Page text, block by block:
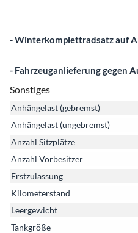
- Winterkomplettradsatz auf
- Fahrzeuganlieferung gegen
Sonstiges
Anhängelast (gebremst)
Anhängelast (ungebremst)
Anzahl Sitzplätze
Anzahl Vorbesitzer
Erstzulassung
Kilometerstand
Leergewicht
Tankgröße